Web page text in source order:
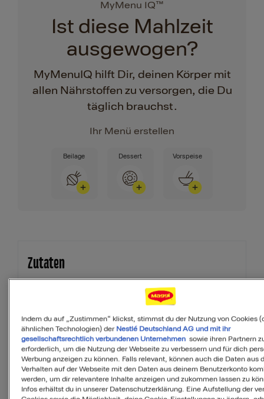
MyMenu IQ™
Ist diese Mahlzeit
ausgewogen?
MyMenuIQ hilft Dir, deinen Körper mit
allen Nährstoffen zu versorgen, die Du
täglich brauchst.
Ihr Menü erstellen
Beilage Dessert Vorspeise
Zutaten
1TL
THOMY Reines
Sonnenblumenöl
Indem du auf „Zustimmen“ klickst, stimmst du der Nutzung von Cookies
ähnlichen Technologien) der Nestlé Deutschland AG und mit ihr
gesellschaftsrechtlich verbundenen Unternehmensowie ihren Partnern
erforderlich, um die Nutzung der Webseite zu verbessern und für dich
Werbung anzeigen zu können. Falls relevant, können auch die Daten aus
Verhalten auf der Webseite mit den Daten aus deinem Benutzerkonto
werden, um dir relevantere Inhalte anzeigen und zukommen lassen zu
Infos erhältst du in unserer Datenschutzerklärung. Eine Aufstellung der